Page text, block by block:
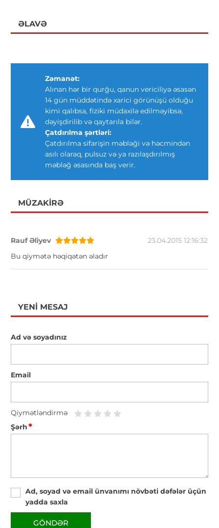
ƏLAVƏ
Zəmanət:
Alınan hər bir qurğu, qanun vericiliyə əsasən
14 gün müddətində xarici görünüşü olduğu
kimi qalıbsa, fiziki müdaxilə edilməyibsə,
dəyişdirilib və qaytarıla bilər.
Çatdırılma şərtləri:
Çatdırılma sifarişin məbləği və həcmindən
asılı olaraq, pulsuz və ya razılaşdırılmış
məbləğ əsasında baş verir.
MÜZAKIRƏ
Rauf Əliyev
23.04.2015 12:16:32
Bu qiymətə həqiqətən əladır
YENI MESAJ
Ad və soyadınız
Email
Qiymətləndirmə
Şərh*
Ad, soyad və email ünvanımı növbəti dəfələr üçün
yadda saxla
GÖNDƏR